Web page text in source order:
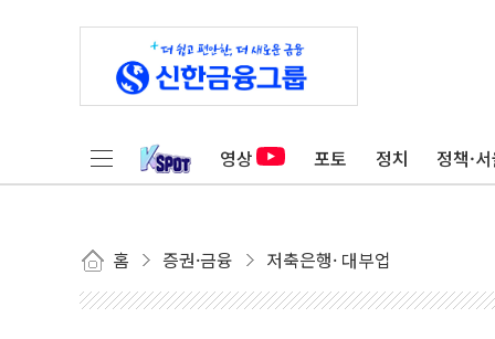
영상 포토 정치 정책·
홈 증권·금융 저축은행· 대부업